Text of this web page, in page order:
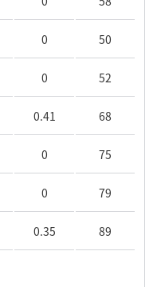
0 50
0 52
0.41 68
0 75
0 79
0.35 89